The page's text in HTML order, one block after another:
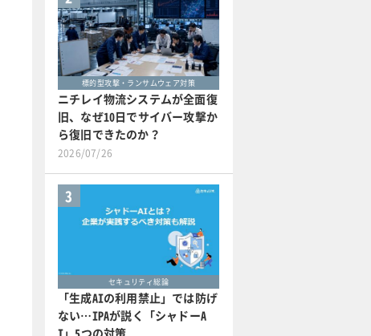
標的型攻撃・ランサムウェア対策
ニチレイ物流システムが全面復
旧、なぜ10日でサイバー攻撃か
ら復旧できたのか？
2026/07/26
3
セキュリティ総論
「生成AIの利用禁止」では防げ
ない…IPAが説く「シャドーA